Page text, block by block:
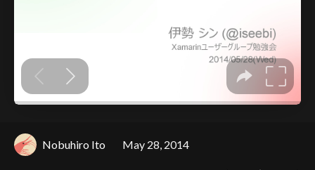
Nobuhiro Ito May 28, 2014